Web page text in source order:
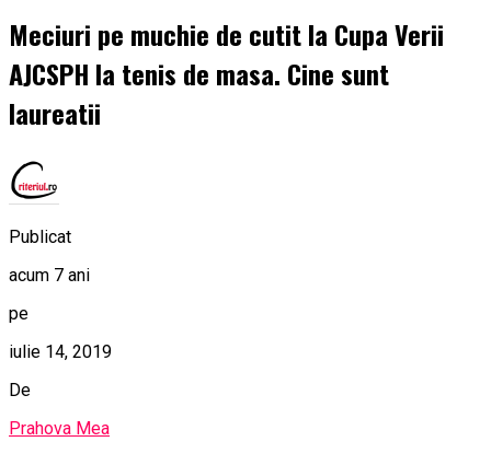
Meciuri pe muchie de cutit la Cupa Verii
AJCSPH la tenis de masa. Cine sunt
laureatii
Publicat
acum 7 ani
pe
iulie 14, 2019
De
Prahova Mea